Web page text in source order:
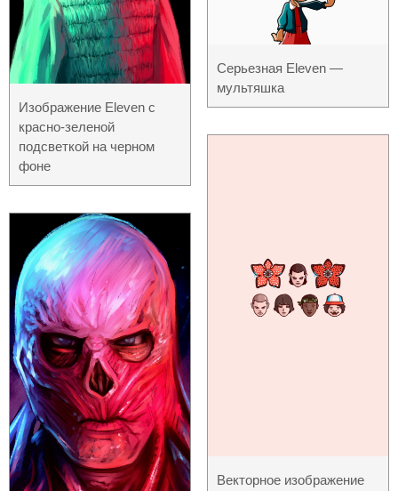
Изображение Eleven с
красно-зеленой
подсветкой на черном
фоне
Серьезная Eleven —
мультяшка
Векторное изображение